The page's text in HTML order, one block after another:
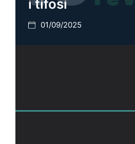
i tifosi
01/09/2025